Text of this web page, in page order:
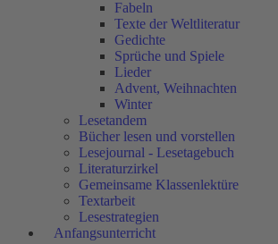
Fabeln
Texte der Weltliteratur
Gedichte
Sprüche und Spiele
Lieder
Advent, Weihnachten
Winter
Lesetandem
Bücher lesen und vorstellen
Lesejournal - Lesetagebuch
Literaturzirkel
Gemeinsame Klassenlektüre
Textarbeit
Lesestrategien
Anfangsunterricht